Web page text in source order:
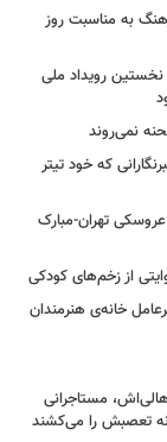
به مناسبت روز
نخستین رویداد ملی
که خود تیتر
تهران-مبارک
از زخم‌های کودکی
خانه‌ی هنرمندان
مستاجرانی
تعصبش را می‌کشند